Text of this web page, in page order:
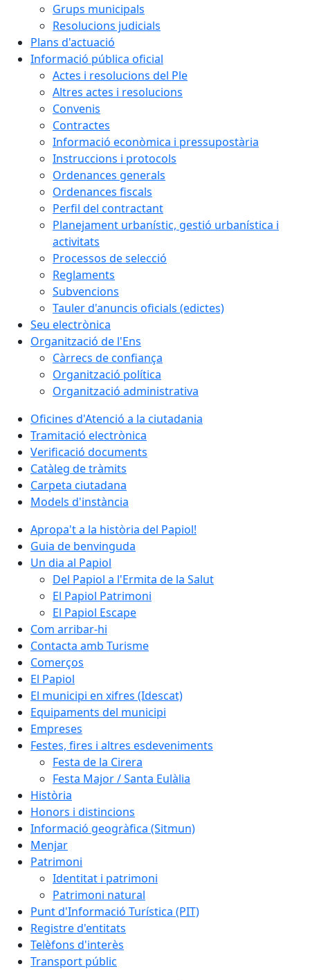
Grups municipals
Resolucions judicials
Plans d'actuació
Informació pública oficial
Actes i resolucions del Ple
Altres actes i resolucions
Convenis
Contractes
Informació econòmica i pressupostària
Instruccions i protocols
Ordenances generals
Ordenances fiscals
Perfil del contractant
Planejament urbanístic, gestió urbanística i
activitats
Processos de selecció
Reglaments
Subvencions
Tauler d'anuncis oficials (edictes)
Seu electrònica
Organització de l'Ens
Càrrecs de confiança
Organització política
Organització administrativa
Oficines d'Atenció a la ciutadania
Tramitació electrònica
Verificació documents
Catàleg de tràmits
Carpeta ciutadana
Models d'instància
Apropa't a la història del Papiol!
Guia de benvinguda
Un dia al Papiol
Del Papiol a l'Ermita de la Salut
El Papiol Patrimoni
El Papiol Escape
Com arribar-hi
Contacta amb Turisme
Comerços
El Papiol
El municipi en xifres (Idescat)
Equipaments del municipi
Empreses
Festes, fires i altres esdeveniments
Festa de la Cirera
Festa Major / Santa Eulàlia
Història
Honors i distincions
Informació geogràfica (Sitmun)
Menjar
Patrimoni
Identitat i patrimoni
Patrimoni natural
Punt d'Informació Turística (PIT)
Registre d'entitats
Telèfons d'interès
Transport públic